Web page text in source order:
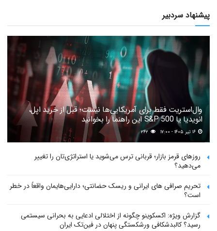
پیشنهاد سردبیر
وال‌استریت فقط برای آمریکایی‌ها نیست؛ قبل از خرید اپل،
انویدیا یا S&P 500 این راهنما را بخوانید
۲۴۲
روزهای قرمز بازار؛ قربانی ترس می‌شوید یا استراتژی‌تان را تغییر
می‌دهید؟
تحریم صرافی های ایرانی و ریسک حضانتی؛ دارایی‌هایمان واقعاً در خطر
است؟
گزارش ویژه: اکسکوینو چگونه از اختلالی ادعایی به بحرانی سیستمی
رسید؟ کالبدشکافی ورشکستگی پنهان در فین‌تک ایران